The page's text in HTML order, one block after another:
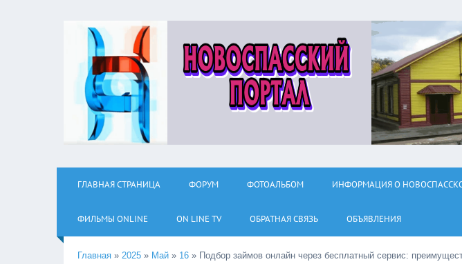
ГЛАВНАЯ СТРАНИЦА ФОРУМ ФОТОАЛЬБОМ ИНФОРМАЦИЯ О
ФИЛЬМЫ ОNLINE ON LINE TV ОБРАТНАЯ СВЯЗЬ ОБЪЯВЛЕНИЯ
Главная » 2025 » Май » 16 » Подбор займов онлайн через бесплатный сервис: